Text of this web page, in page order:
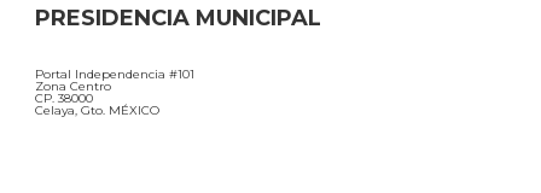
PRESIDENCIA MUNICIPAL
Portal Independencia #101
Zona Centro
CP. 38000
Celaya, Gto. MÉXICO